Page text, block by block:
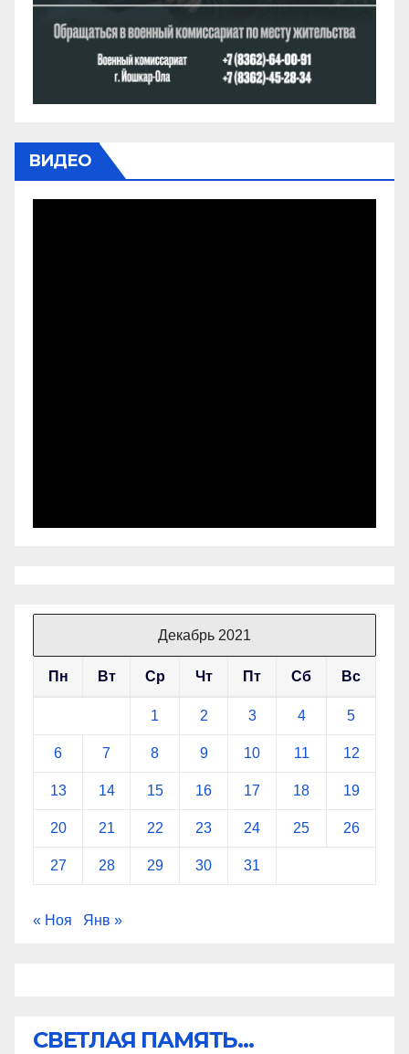
ВИДЕО
Декабрь 2021
Пн Вт Ср Чт Пт Сб Вс
1 2 3 4 5
6 7 8 9 10 11 12
13 14 15 16 17 18 19
20 21 22 23 24 25 26
27 28 29 30 31
« Ноя Янв »
СВЕТЛАЯ ПАМЯТЬ...